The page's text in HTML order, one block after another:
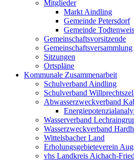
Mitglieder
Markt Aindling
Gemeinde Petersdorf
Gemeinde Todtenweis
Gemeinschaftsvorsitzende
Gemeinschaftsversammlung
Sitzungen
Ortspläne
Kommunale Zusammenarbeit
Schulverband Aindling
Schulverband
Abwasserzweckverband
Wasserverband
Wasserzweckverband
Wittelsbacher Land
Erholungsgebieteverein
vhs Landkreis Aichach-